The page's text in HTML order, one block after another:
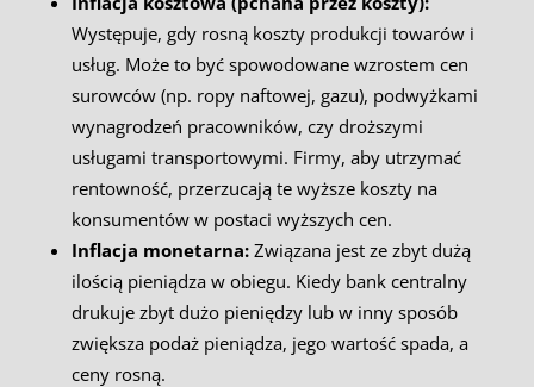
Występuje, gdy rosną koszty produkcji towarów i
usług. Może to być spowodowane wzrostem cen
surowców (np. ropy naftowej, gazu), podwyżkami
wynagrodzeń pracowników, czy droższymi
usługami transportowymi. Firmy, aby utrzymać
rentowność, przerzucają te wyższe koszty na
konsumentów w postaci wyższych cen.
Inflacja monetarna:Związana jest ze zbyt dużą
ilością pieniądza w obiegu. Kiedy bank centralny
drukuje zbyt dużo pieniędzy lub w inny sposób
zwiększa podaż pieniądza, jego wartość spada, a
ceny rosną.